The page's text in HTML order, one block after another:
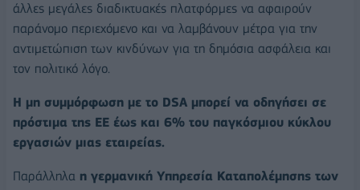
άλλες μεγάλες διαδικτυακές πλατφόρμες να αφαιρούν
παράνομο περιεχόμενο και να λαμβάνουν μέτρα για την
αντιμετώπιση των κινδύνων για τη δημόσια ασφάλεια και
τον πολιτικό λόγο.
Η μη συμμόρφωση με το DSA μπορεί να οδηγήσει σε
πρόστιμα της ΕΕ έως και 6% του παγκόσμιου κύκλου
εργασιών μιας εταιρείας.
Παράλληλα η γερμανική Υπηρεσία Καταπολέμησης των